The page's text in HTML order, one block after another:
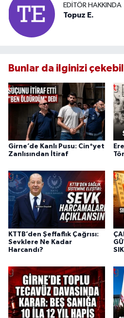
EDITÖR HAKKINDA
Topuz E.
Bunlar da ilginizi
Girne’de Kanlı Pusu: Cin*yet
Zanlısından İtiraf
KTTB’den Şeffaflık Çağrısı:
Sevklere Ne Kadar
Harcandı?